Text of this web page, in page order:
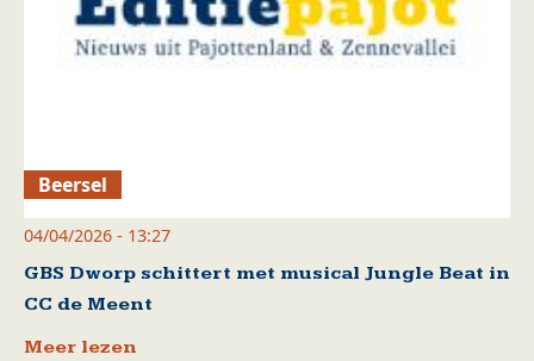
Beersel
04/04/2026 - 13:27
GBS Dworp schittert met musical Jungle Beat in
CC de Meent
Meer lezen